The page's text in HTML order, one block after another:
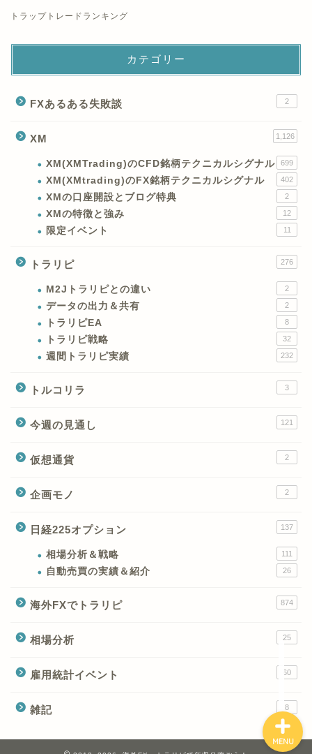
トラップトレードランキング
カテゴリー
FXあるある失敗談 2
XM 1,126
XM(XMTrading)のCFD銘柄テクニカルシグナル 699
XM(XMtrading)のFX銘柄テクニカルシグナル 402
XMの口座開設とブログ特典 2
XMの特徴と強み 12
限定イベント 11
トラリピ 276
M2Jトラリピとの違い 2
データの出力＆共有 2
トラリピEA 8
トラリピ戦略 32
週間トラリピ実績 232
トルコリラ 3
今週の見通し 121
仮想通貨 2
企画モノ 2
日経225オプション 137
相場分析＆戦略 111
自動売買の実績＆紹介 26
海外FXでトラリピ 874
相場分析 25
雇用統計イベント 60
雑記 8
MENU